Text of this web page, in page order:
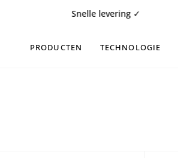
Snelle levering ✓
PRODUCTEN TECHNOLOGIE